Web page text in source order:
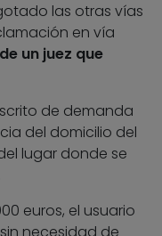
las otras vías
en vía
un juez que
de demanda
del domicilio del
lugar donde se
euros, el usuario